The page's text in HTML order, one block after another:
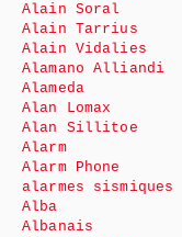
Alain Soral
Alain Tarrius
Alain Vidalies
Alamano Alliandi
Alameda
Alan Lomax
Alan Sillitoe
Alarm
Alarm Phone
alarmes sismiques
Alba
Albanais